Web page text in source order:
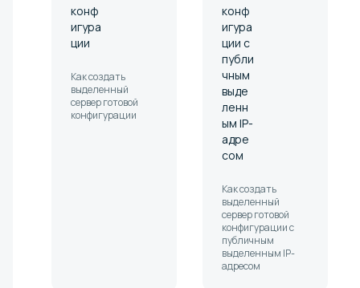
конф
игура
ции
Как создать
выделенный
сервер готовой
конфигурации
конф
игура
ции с
публи
чным
выде
ленн
ым IP-
адре
сом
Как создать
выделенный
сервер готовой
конфигурации с
публичным
выделенным IP-
адресом